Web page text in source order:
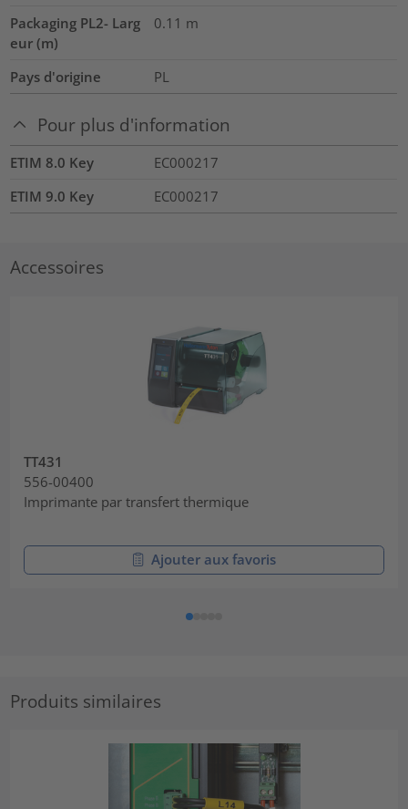
Packaging PL2- Larg
eur (m)
0.11 m
Pays d'origine PL
Pour plus d'information
ETIM 8.0 Key
EC000217
ETIM 9.0 Key
EC000217
Accessoires
TT431
556-00400
Imprimante par transfert thermique
Ajouter aux favoris
Produits similaires